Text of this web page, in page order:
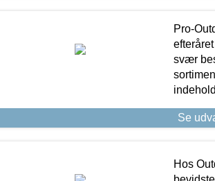
Pro-
svær
Se
Hos